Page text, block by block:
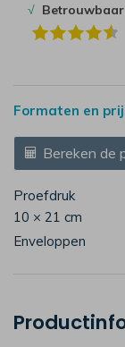
√ Betrouwbaar
Formaten en
Bereken de
Proefdruk
10 × 21 cm
Enveloppen